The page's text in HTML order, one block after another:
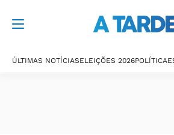
ÚLTIMAS NOTÍCIASELEIÇÕES 2026POLÍTICA